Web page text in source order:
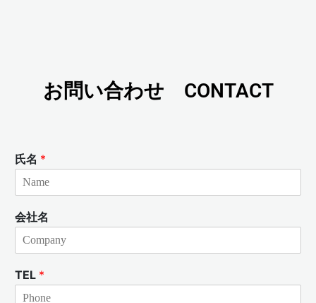
お問い合わせ CONTACT
氏名 *
会社名
TEL *